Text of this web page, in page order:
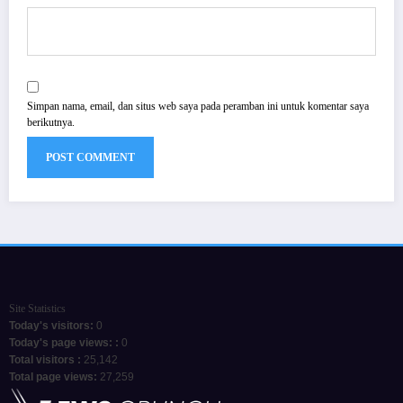
Simpan nama, email, dan situs web saya pada peramban ini untuk komentar saya
berikutnya.
Site Statistics
Today's visitors: 0
Today's page views: : 0
Total visitors : 25,142
Total page views: 27,259